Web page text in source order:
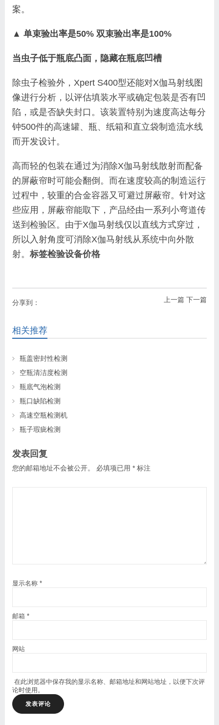
案。
▲ 单束验出率是50% 双束验出率是100%
当虫子低于瓶底凸面，隐藏在瓶底凹槽
除虫子检验外，Xpert S400型还能对X伽马射线图
像进行分析，以评估填装水平或确定包装是否有凹
陷，或是否缺失封口。该装置特别为速度高达每分
钟500件的高速罐、瓶、纸箱和直立袋制造流水线
而开发设计。
高而轻的包装在通过为消除X伽马射线散射而配备
的屏蔽帘时可能会翻倒。而在速度较高的制造运行
过程中，较重的合金容器又可避过屏蔽帘。针对这
些应用，屏蔽帘能取下，产品经由一系列小弯道传
送到检验区。由于X伽马射线仅以直线方式穿过，
所以入射角度可消除X伽马射线从系统中向外散
射。 标签检验设备价格
上一篇 下一篇
分享到：
相关推荐
瓶盖密封性检测
空瓶清洁度检测
瓶底气泡检测
瓶口缺陷检测
高速空瓶检测机
瓶子瑕疵检测
发表回复
您的邮箱地址不会被公开。 必填项已用 * 标注
显示名称 *
邮箱 *
网站
在此浏览器中保存我的显示名称、邮箱地址和网站地址，以便下次评
论时使用。